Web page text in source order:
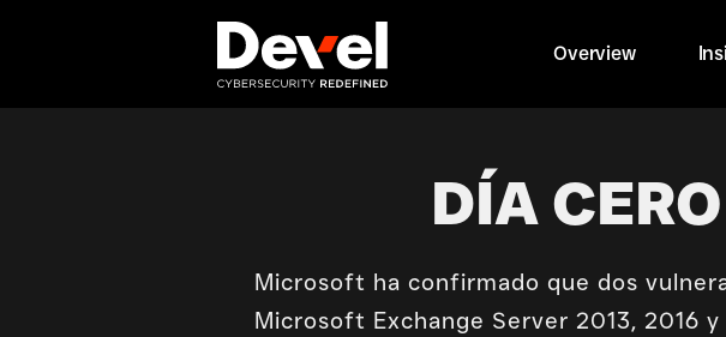
Overview
DÍA
Microsoft ha confirmado que dos
Microsoft Exchange Server 2013, 2016